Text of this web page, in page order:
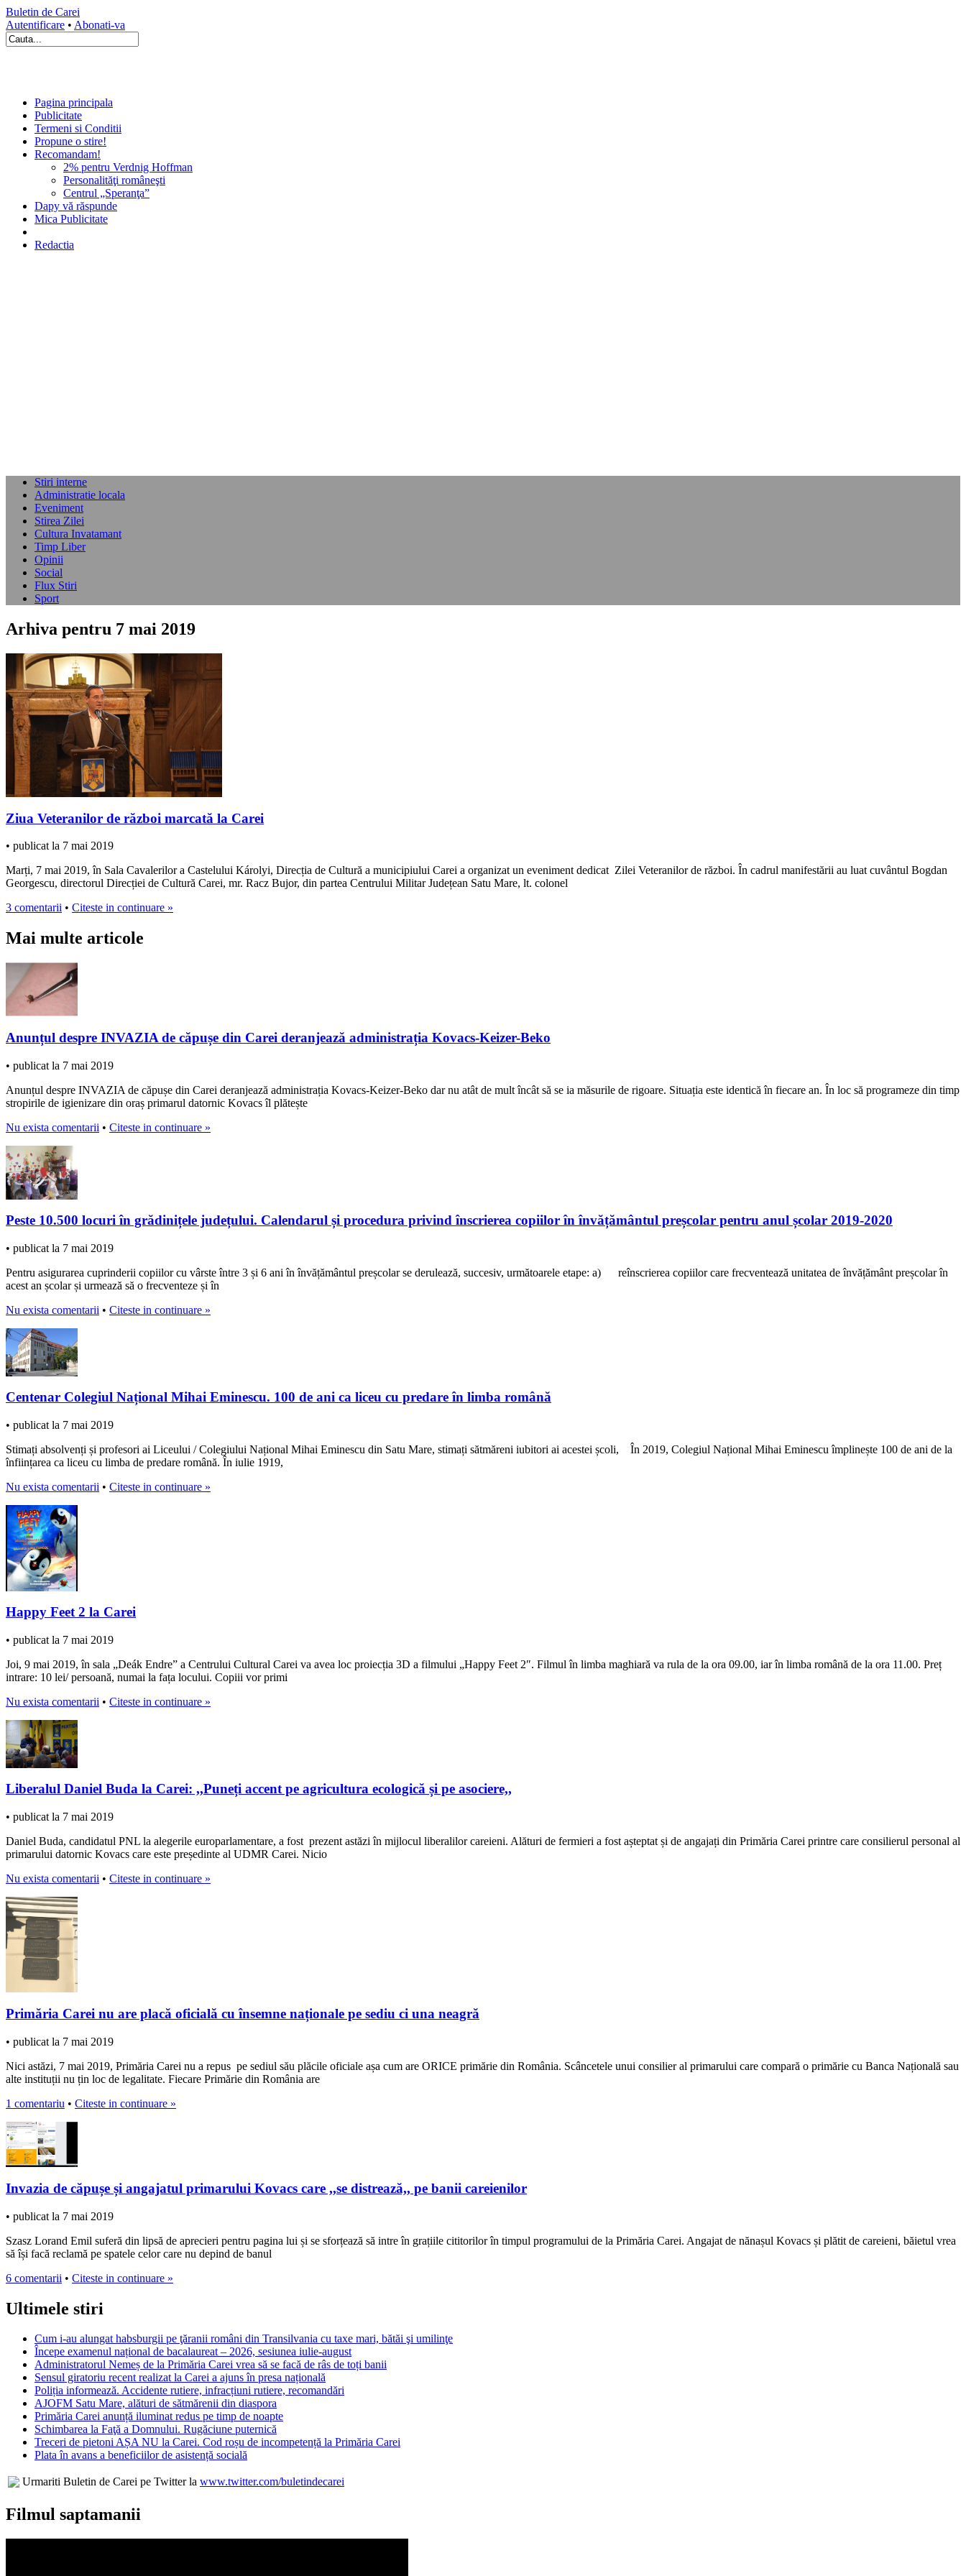
Buletin de Carei
Autentificare • Abonati-va
Pagina principala
Publicitate
Termeni si Conditii
Propune o stire!
Recomandam!
2% pentru Verdnig Hoffman
Personalităţi româneşti
Centrul „Speranţa”
Dapy vă răspunde
Mica Publicitate
Redactia
Stiri interne
Administratie locala
Eveniment
Stirea Zilei
Cultura Invatamant
Timp Liber
Opinii
Social
Flux Stiri
Sport
Arhiva pentru 7 mai 2019
Ziua Veteranilor de război marcată la Carei
• publicat la 7 mai 2019
Marți, 7 mai 2019, în Sala Cavalerilor a Castelului Károlyi, Direcția de Cultură a municipiului Carei a organizat un eveniment dedicat Zilei Veteranilor de război. În cadrul manifestării au luat cuvântul Bogdan
Georgescu, directorul Direcției de Cultură Carei, mr. Racz Bujor, din partea Centrului Militar Județean Satu Mare, lt. colonel
3 comentarii • Citeste in continuare »
Mai multe articole
Anunțul despre INVAZIA de căpușe din Carei deranjează administrația Kovacs-Keizer-Beko
• publicat la 7 mai 2019
Anunțul despre INVAZIA de căpușe din Carei deranjează administrația Kovacs-Keizer-Beko dar nu atât de mult încât să se ia măsurile de rigoare. Situația este identică în fiecare an. În loc să programeze din timp
stropirile de igienizare din oraș primarul datornic Kovacs îl plătește
Nu exista comentarii • Citeste in continuare »
Peste 10.500 locuri în grădinițele județului. Calendarul și procedura privind înscrierea copiilor în învățământul preșcolar pentru anul școlar 2019-2020
• publicat la 7 mai 2019
Pentru asigurarea cuprinderii copiilor cu vârste între 3 și 6 ani în învățământul preșcolar se derulează, succesiv, următoarele etape: a) reînscrierea copiilor care frecventează unitatea de învățământ preșcolar în
acest an școlar și urmează să o frecventeze și în
Nu exista comentarii • Citeste in continuare »
Centenar Colegiul Național Mihai Eminescu. 100 de ani ca liceu cu predare în limba română
• publicat la 7 mai 2019
Stimați absolvenți și profesori ai Liceului / Colegiului Național Mihai Eminescu din Satu Mare, stimați sătmăreni iubitori ai acestei școli, În 2019, Colegiul Național Mihai Eminescu împlinește 100 de ani de la
înființarea ca liceu cu limba de predare română. În iulie 1919,
Nu exista comentarii • Citeste in continuare »
Happy Feet 2 la Carei
• publicat la 7 mai 2019
Joi, 9 mai 2019, în sala „Deák Endre” a Centrului Cultural Carei va avea loc proiecția 3D a filmului „Happy Feet 2″. Filmul în limba maghiară va rula de la ora 09.00, iar în limba română de la ora 11.00. Preț
intrare: 10 lei/ persoană, numai la fața locului. Copiii vor primi
Nu exista comentarii • Citeste in continuare »
Liberalul Daniel Buda la Carei: ,,Puneți accent pe agricultura ecologică și pe asociere,,
• publicat la 7 mai 2019
Daniel Buda, candidatul PNL la alegerile europarlamentare, a fost prezent astăzi în mijlocul liberalilor careieni. Alături de fermieri a fost așteptat și de angajați din Primăria Carei printre care consilierul personal al
primarului datornic Kovacs care este președinte al UDMR Carei. Nicio
Nu exista comentarii • Citeste in continuare »
Primăria Carei nu are placă oficială cu însemne naționale pe sediu ci una neagră
• publicat la 7 mai 2019
Nici astăzi, 7 mai 2019, Primăria Carei nu a repus pe sediul său plăcile oficiale așa cum are ORICE primărie din România. Scâncetele unui consilier al primarului care compară o primărie cu Banca Națională sau
alte instituții nu țin loc de legalitate. Fiecare Primărie din România are
1 comentariu • Citeste in continuare »
Invazia de căpușe și angajatul primarului Kovacs care ,,se distrează,, pe banii careienilor
• publicat la 7 mai 2019
Szasz Lorand Emil suferă din lipsă de aprecieri pentru pagina lui și se sforțează să intre în grațiile cititorilor în timpul programului de la Primăria Carei. Angajat de nănașul Kovacs și plătit de careieni, băietul vrea
să își facă reclamă pe spatele celor care nu depind de banul
6 comentarii • Citeste in continuare »
Ultimele stiri
Cum i-au alungat habsburgii pe ţăranii români din Transilvania cu taxe mari, bătăi şi umilinţe
Începe examenul național de bacalaureat – 2026, sesiunea iulie-august
Administratorul Nemeș de la Primăria Carei vrea să se facă de râs de toți banii
Sensul giratoriu recent realizat la Carei a ajuns în presa națională
Poliția informează. Accidente rutiere, infracțiuni rutiere, recomandări
AJOFM Satu Mare, alături de sătmărenii din diaspora
Primăria Carei anunță iluminat redus pe timp de noapte
Schimbarea la Faţă a Domnului. Rugăciune puternică
Treceri de pietoni AȘA NU la Carei. Cod roșu de incompetență la Primăria Carei
Plata în avans a beneficiilor de asistență socială
Urmariti Buletin de Carei pe Twitter la www.twitter.com/buletindecarei
Filmul saptamanii